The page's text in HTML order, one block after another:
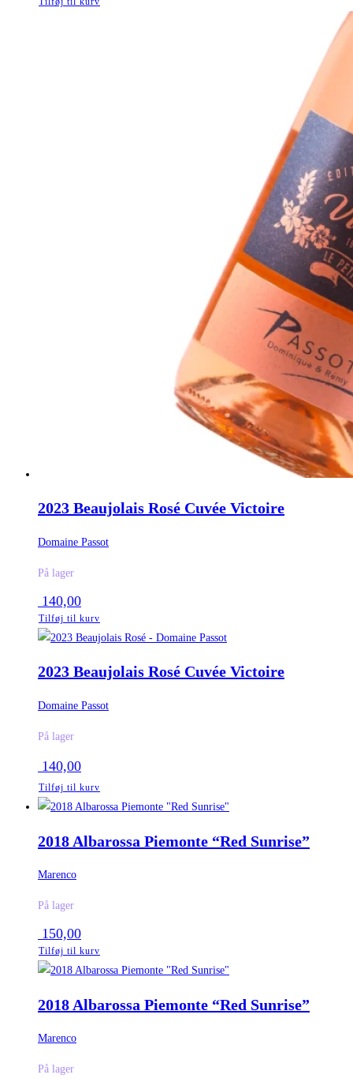
2023 Beaujolais Rosé Cuvée Victoire
Domaine Passot
På lager
140,00
Tilføj til kurv
2023 Beaujolais Rosé Cuvée Victoire
Domaine Passot
På lager
140,00
Tilføj til kurv
2018 Albarossa Piemonte “Red Sunrise”
Marenco
På lager
150,00
Tilføj til kurv
2018 Albarossa Piemonte “Red Sunrise”
Marenco
På lager